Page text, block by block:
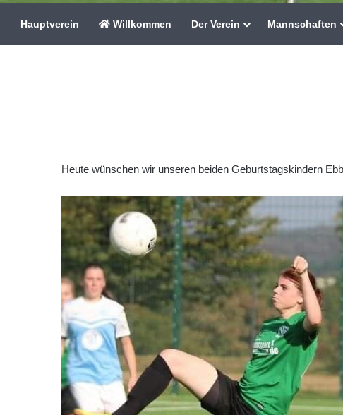
Hauptverein Willkommen Der Verein Mannschaften
Heute wünschen wir unseren beiden Geburtstagskindern